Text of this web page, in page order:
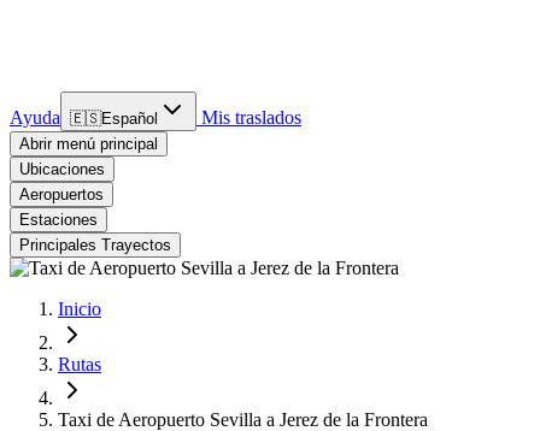
Ayuda 🇪🇸Español Mis traslados
Abrir menú principal
Ubicaciones
Aeropuertos
Estaciones
Principales Trayectos
Inicio
Rutas
Taxi de Aeropuerto Sevilla a Jerez de la Frontera